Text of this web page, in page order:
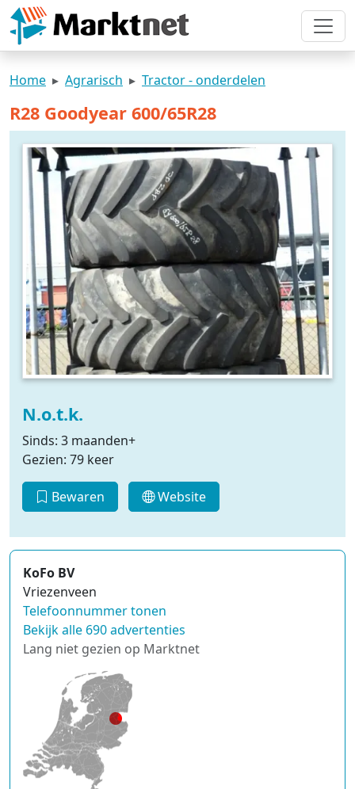
Home Agrarisch Tractor - onderdelen
R28 Goodyear 600/65R28
N.o.t.k.
Sinds: 3 maanden+
Gezien: 79 keer
Bewaren Website
KoFo BV
Vriezenveen
Telefoonnummer tonen
Bekijk alle 690 advertenties
Lang niet gezien op Marktnet